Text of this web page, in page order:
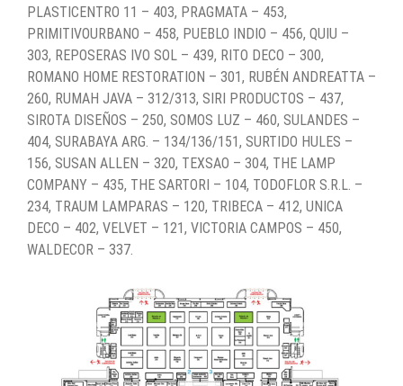
PLASTICENTRO 11 – 403, PRAGMATA – 453,
PRIMITIVOURBANO – 458, PUEBLO INDIO – 456, QUIU –
303, REPOSERAS IVO SOL – 439, RITO DECO – 300,
ROMANO HOME RESTORATION – 301, RUBÉN ANDREATTA –
260, RUMAH JAVA – 312/313, SIRI PRODUCTOS – 437,
SIROTA DISEÑOS – 250, SOMOS LUZ – 460, SULANDES –
404, SURABAYA ARG. – 134/136/151, SURTIDO HULES –
156, SUSAN ALLEN – 320, TEXSAO – 304, THE LAMP
COMPANY – 435, THE SARTORI – 104, TODOFLOR S.R.L. –
234, TRAUM LAMPARAS – 120, TRIBECA – 412, UNICA
DECO – 402, VELVET – 121, VICTORIA CAMPOS – 450,
WALDECOR – 337.